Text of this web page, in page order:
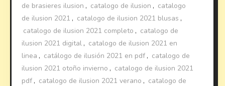
de brasieres ilusion , catalogo de ilusion , catalogo
de ilusion 2021 , catalogo de ilusion 2021 blusas ,
catalogo de ilusion 2021 completo , catalogo de
ilusion 2021 digital , catalogo de ilusion 2021 en
linea , catálogo de ilusión 2021 en pdf , catalogo de
ilusion 2021 otoño invierno , catalogo de ilusion 2021
pdf , catalogo de ilusion 2021 verano , catalogo de